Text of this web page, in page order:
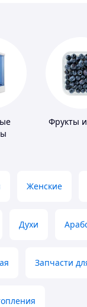
Фрукты
Женские
Духи
Запчасти